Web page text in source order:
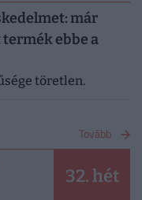
már
ebbe a
töretlen.
Tovább
32. hét